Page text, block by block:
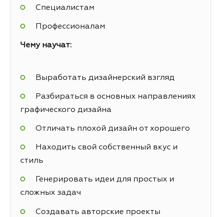
Специалистам
Профессионалам
Чему научат:
Выработать дизайнерский взгляд
Разбираться в основных направлениях
графического дизайна
Отличать плохой дизайн от хорошего
Находить свой собственный вкус и
стиль
Генерировать идеи для простых и
сложных задач
Создавать авторские проекты